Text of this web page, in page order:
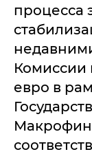
процесса
Комиссии
евро в